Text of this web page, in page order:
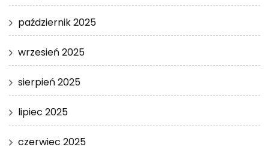
październik 2025
wrzesień 2025
sierpień 2025
lipiec 2025
czerwiec 2025